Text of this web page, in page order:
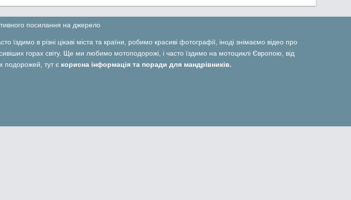
посилання на джерело
їздимо в різні цікаві міста та країни, робимо красиві фотографії, іноді знімаємо відео про
горах світу. Ще ми любимо мотоподорожі, і часто їздимо на мотоциклі Європою, від
подорожей, тут є корисна інформація та поради для мандрівників.